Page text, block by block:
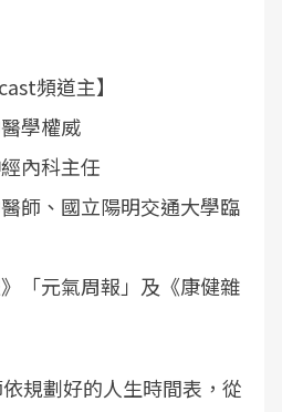
頻道主】
學權威
內科主任
師、國立陽明交通大學臨
「元氣周報」及《康健雜
規劃好的人生時間表，從